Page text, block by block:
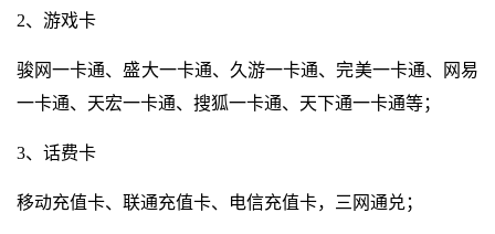
2、游戏卡
骏网一卡通、盛大一卡通、久游一卡通、完美一卡通、网易
一卡通、天宏一卡通、搜狐一卡通、天下通一卡通等；
3、话费卡
移动充值卡、联通充值卡、电信充值卡，三网通兑；